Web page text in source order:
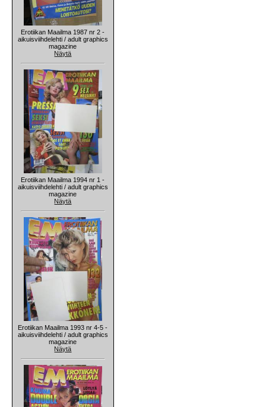
Erotiikan Maailma 1987 nr 2 -
aikuisviihdelehti / adult graphics
magazine
Näytä
Erotiikan Maailma 1994 nr 1 -
aikuisviihdelehti / adult graphics
magazine
Näytä
Erotiikan Maailma 1993 nr 4-5 -
aikuisviihdelehti / adult graphics
magazine
Näytä